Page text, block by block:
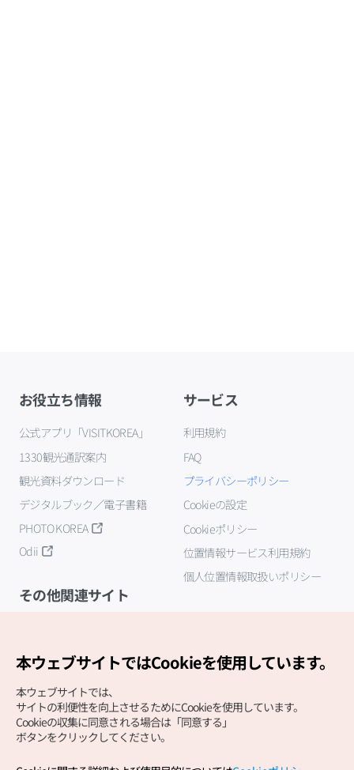
お役立ち情報
公式アプリ「VISITKOREA」
1330観光通訳案内
観光資料ダウンロード
デジタルブック／電子書籍
PHOTO KOREA
Odii
サービス
利用規約
FAQ
プライバシーポリシー
Cookieの設定
Cookieポリシー
位置情報サービス利用規約
個人位置情報取扱いポリシー
その他関連サイト
本ウェブサイトではCookieを使用しています。
本ウェブサイトでは、
サイトの利便性を向上させるためにCookieを使用しています。
Cookieの収集に同意される場合は「同意する」
ボタンをクリックしてください。